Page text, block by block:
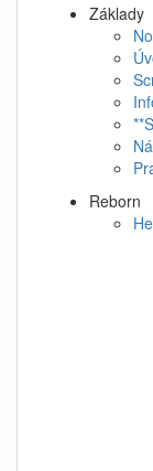
Základy
Reborn